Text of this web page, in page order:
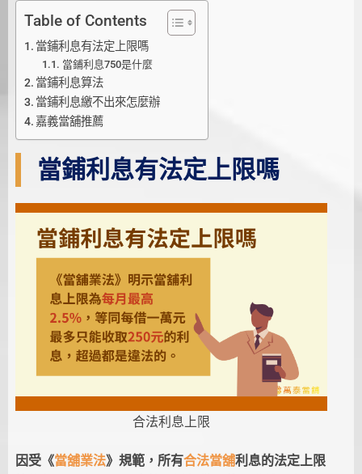
Table of Contents
當鋪利息有法定上限嗎
當鋪利息750是什麼
當鋪利息算法
當鋪利息繳不出來怎麼辦
嘉義當舖推薦
當鋪利息有法定上限嗎
合法利息上限
因受《當舖業法》規範，所有合法當舖利息的法定上限